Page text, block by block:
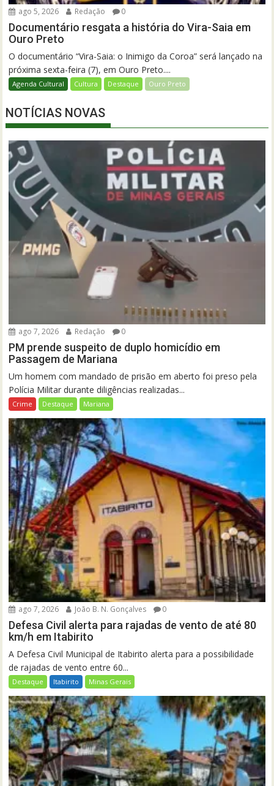
ago 5, 2026 Redação 0
Documentário resgata a história do Vira-Saia em
Ouro Preto
O documentário “Vira-Saia: o Inimigo da Coroa” será lançado na
próxima sexta-feira (7), em Ouro Preto....
Agenda Cultural Cultura Destaque Ouro Preto
NOTÍCIAS NOVAS
ago 7, 2026 Redação 0
PM prende suspeito de duplo homicídio em
Passagem de Mariana
Um homem com mandado de prisão em aberto foi preso pela
Polícia Militar durante diligências realizadas...
Crime Destaque Mariana
ago 7, 2026 João B. N. Gonçalves 0
Defesa Civil alerta para rajadas de vento de até 80
km/h em Itabirito
A Defesa Civil Municipal de Itabirito alerta para a possibilidade
de rajadas de vento entre 60...
Destaque Itabirito Minas Gerais